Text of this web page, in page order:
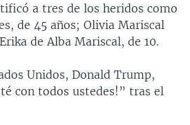
a tres de los heridos como
de 45 años; Olivia Mariscal
de Alba Mariscal, de 10.
Unidos, Donald Trump,
con todos ustedes!” tras el